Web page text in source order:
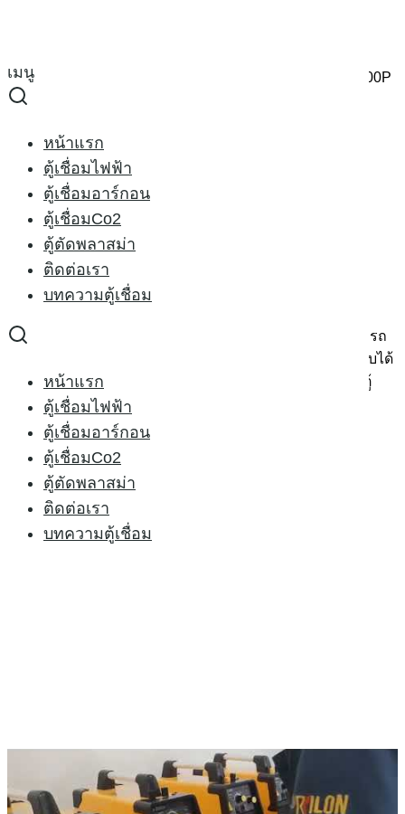
เมนู
หน้าแรก
ตู้เชื่อมไฟฟ้า
ตู้เชื่อมอาร์กอน
ตู้เชื่อมCo2
ตู้ตัดพลาสม่า
ติดต่อเรา
บทความตู้เชื่อม
หน้าแรก
ตู้เชื่อมไฟฟ้า
ตู้เชื่อมอาร์กอน
ตู้เชื่อมCo2
ตู้ตัดพลาสม่า
ติดต่อเรา
บทความตู้เชื่อม
for:
หน้าหลัก
ตู้เชื่อมอาร์กอน RILON TIG 200P
Sale 12%
ตู้เชื่อมอาร์กอน RILON TIG
200P
12,500.00฿Original
11,000.00
ตู้เชื่อมอาร์กอน RILON TIG 200P 220V.(ทิก 2ระบบ) สามารถ
สลับไปเชื่อมไฟฟ้า เชื่อมธูปได้ มีระบบพัลส์ล็อค สามารถปรับได้
2ระดับ และระบบดาวน์สโลป สำหรับหน่วงไฟตอนจบงาน ตู้
เชื่อมขนาดเล็ก 200แอมป์ สะดวกในการเคลื่อนย้าย
*รุ่นนี้ไม่สามารถเชื่อมอะลูมิเนียมได้นะครับ
สนใจติดต่อสอบถาม โทร